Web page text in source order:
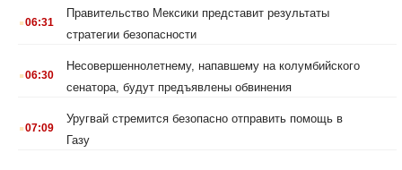
.06:31
Правительство Мексики представит результаты
стратегии безопасности
.06:30
Несовершеннолетнему, напавшему на колумбийского
сенатора, будут предъявлены обвинения
.07:09
Уругвай стремится безопасно отправить помощь в
Газу